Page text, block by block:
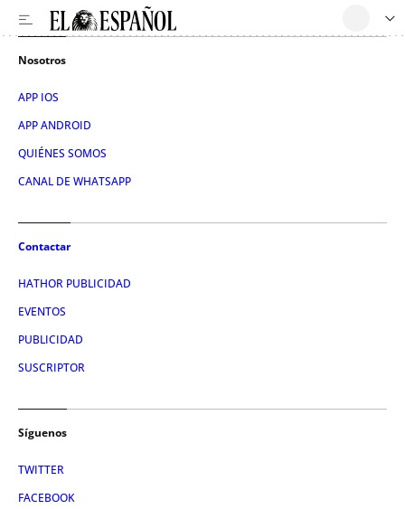
Nosotros
APP IOS
APP ANDROID
QUIÉNES SOMOS
CANAL DE WHATSAPP
Contactar
HATHOR PUBLICIDAD
EVENTOS
PUBLICIDAD
SUSCRIPTOR
Síguenos
TWITTER
FACEBOOK